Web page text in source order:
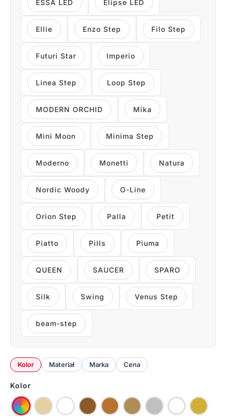
ESSA LED Elipse LED
Ellie Enzo Step Filo Step
Futuri Star Imperio
Linea Step Loop Step
MODERN ORCHID Mika
Mini Moon Minima Step
Moderno Monetti Natura
Nordic Woody O-Line
Orion Step Palla Petit
Piatto Pills Piuma
QUEEN SAUCER SPARO
Silk Swing Venus Step
beam-step
Kolor Materiał Marka Cena
Kolor